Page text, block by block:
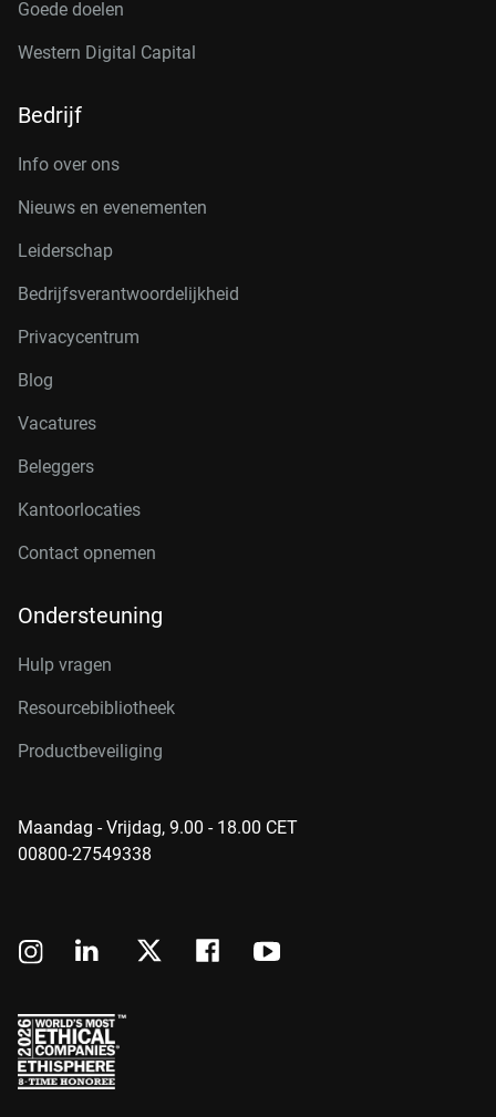
Goede doelen
Western Digital Capital
Bedrijf
Info over ons
Nieuws en evenementen
Leiderschap
Bedrijfsverantwoordelijkheid
Privacycentrum
Blog
Vacatures
Beleggers
Kantoorlocaties
Contact opnemen
Ondersteuning
Hulp vragen
Resourcebibliotheek
Productbeveiliging
Maandag - Vrijdag, 9.00 - 18.00 CET
00800-27549338